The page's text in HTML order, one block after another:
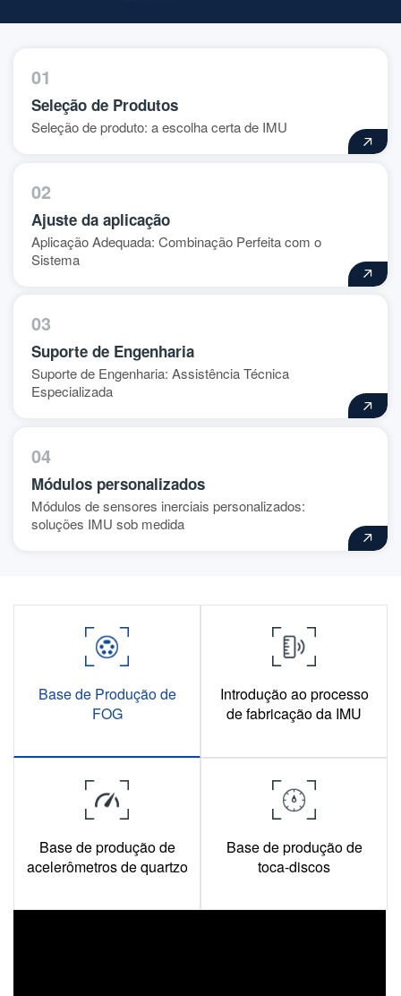
01
Seleção de Produtos
Seleção de produto: a escolha certa de IMU
02
Ajuste da aplicação
Aplicação Adequada: Combinação Perfeita com o
Sistema
03
Suporte de Engenharia
Suporte de Engenharia: Assistência Técnica
Especializada
04
Módulos personalizados
Módulos de sensores inerciais personalizados:
soluções IMU sob medida
Base de Produção de
FOG
Introdução ao processo
de fabricação da IMU
Base de produção de
acelerômetros de quartzo
Base de produção de
toca-discos